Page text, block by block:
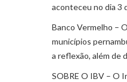
aconteceu no dia 3
Banco Vermelho –
municípios
a reflexão, além de
SOBRE O IBV – O